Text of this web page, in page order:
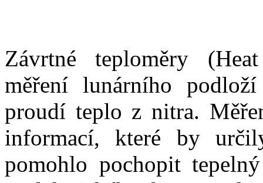
Závrtné teploměry
měření lunárního
proudí teplo z nitra.
informací, které by
pomohlo pochopit